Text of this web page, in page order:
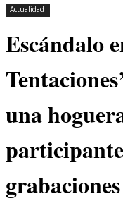
Actualidad
Escándalo
una